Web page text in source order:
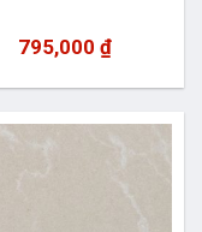
795,000 ₫